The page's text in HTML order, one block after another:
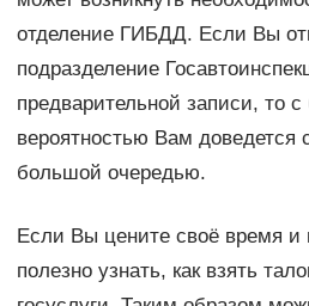
отделение ГИБДД. Если Вы
подразделение
предварительной записи, то
вероятностью Вам доведется
большой очередью.
Если Вы цените своё время и
полезно узнать, как взять